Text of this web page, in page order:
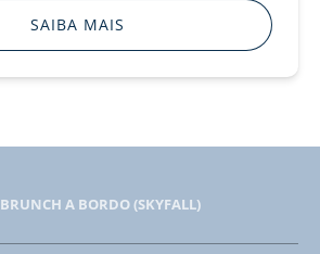
SAIBA MAIS
BRUNCH A BORDO (SKYFALL)